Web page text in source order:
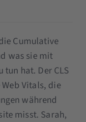
Cumulative
was sie mit
tun hat. Der CLS
Vitals, die
während
misst. Sarah,